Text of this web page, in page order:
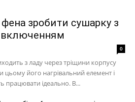
зробити сушарку з
0
з ладу через тріщини корпусу
його нагрівальний елемент і
працювати ідеально. В...